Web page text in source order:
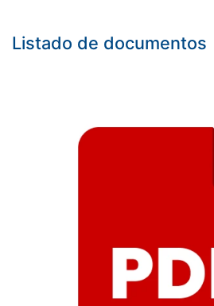
Listado de documentos